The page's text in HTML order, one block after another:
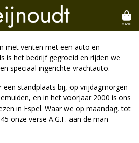
MAND
met venten met een auto en
is het bedrijf gegroeid en rijden we
speciaal ingerichte vrachtauto.
een standplaats bij, op vrijdagmorgen
en in het voorjaar 2000 is ons
in Espel. Waar we op maandag, tot
onze verse A.G.F. aan de man